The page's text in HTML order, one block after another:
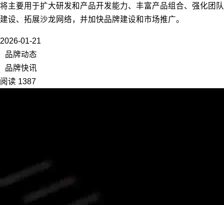
将主要用于扩大研发和产品开发能力、丰富产品组合、强化团队
建设、拓展沙龙网络，并加快品牌建设和市场推广。
2026-01-21
品牌动态
品牌快讯
阅读 1387